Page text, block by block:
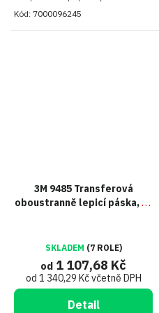
Kód: 7000096245
3M 9485 Transferová
oboustranně lepicí páska, tl.
SKLADEM (7 ROLE)
od 1 340,29 Kč včetně DPH
od 1 107,68 Kč
Detail